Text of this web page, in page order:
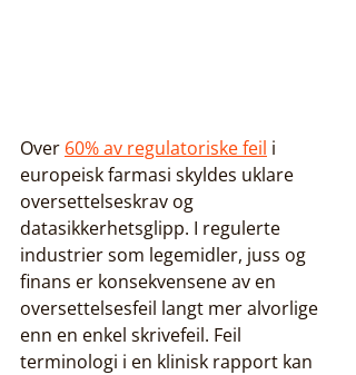
Over 60% av regulatoriske feil i
europeisk farmasi skyldes uklare
oversettelseskrav og
datasikkerhetsglipp. I regulerte
industrier som legemidler, juss og
finans er konsekvensene av en
oversettelsesfeil langt mer alvorlige
enn en enkel skrivefeil. Feil
terminologi i en klinisk rapport kan